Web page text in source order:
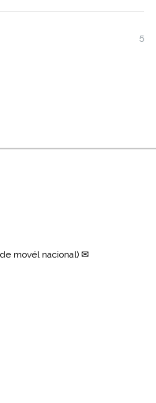
5
movél nacional) ✉